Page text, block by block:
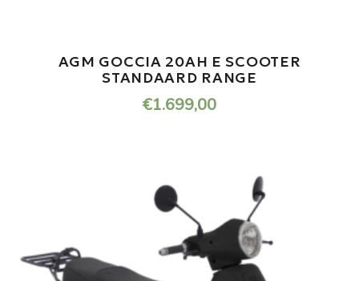
AGM GOCCIA 20AH E SCOOTER
STANDAARD RANGE
€1.699,00